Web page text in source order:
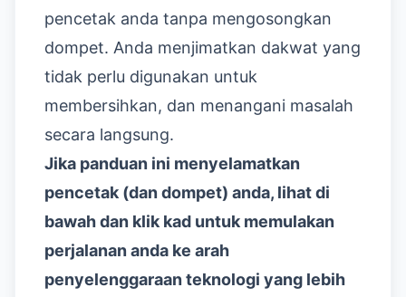
pencetak anda tanpa mengosongkan
dompet. Anda menjimatkan dakwat yang
tidak perlu digunakan untuk
membersihkan, dan menangani masalah
secara langsung.
Jika panduan ini menyelamatkan
pencetak (dan dompet) anda, lihat di
bawah dan klik kad untuk memulakan
perjalanan anda ke arah
penyelenggaraan teknologi yang lebih